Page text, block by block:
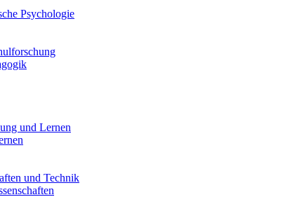
Psychologie
und Lernen
und Technik